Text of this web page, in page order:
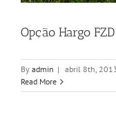
Opção Hargo FZD
By admin | abril 8th,
Read More